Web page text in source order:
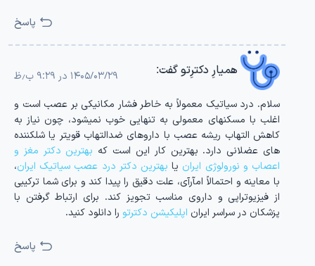
پاسخ
همیارِ دکترِتوگفت: ۱۴۰۵/۰۳/۲۹ در ۹:۲۹ ب٫ظ
سلام. درد سیاتیک معمولاً به خاطر فشار مکانیکی بر عصب است و
اغلب با مسکنهای معمولی به تنهایی خوب نمیشود، چون نیاز به
کاهش التهاب ریشه عصب با داروهای ضدالتهاب قویتر یا شلکننده
های عضلانی دارد. بهترین کار این است که بهترین دکتر مغز و
اعصاب و نورولوژی ایران یا بهترین دکتر درد عصب سیاتیک ایران،
با معاینه و احتمالاً امآرآی، علت دقیق را پیدا کند و برای شما ترکیبی
از فیزیوتراپی و داروی مناسب تجویز کند. برای ارتباط گرفتن با
پزشکان در سراسر ایران اپلیکیشن دکترتو را دانلود کنید.
پاسخ